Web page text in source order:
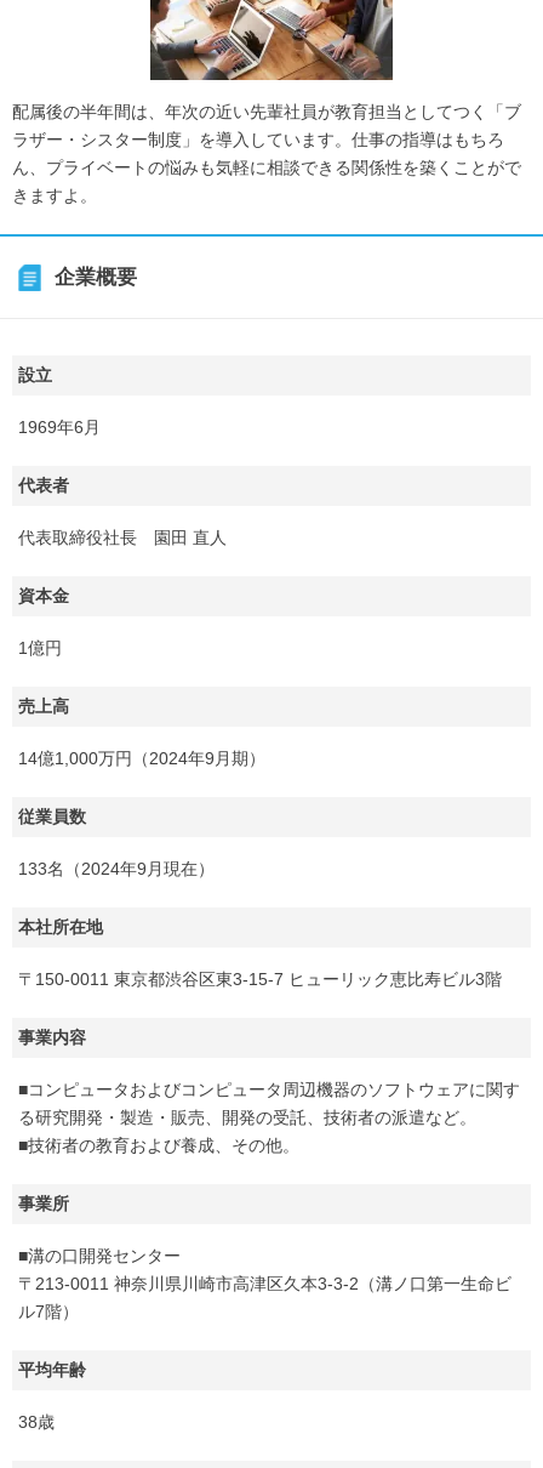
配属後の半年間は、年次の近い先輩社員が教育担当としてつく「ブ
ラザー・シスター制度」を導入しています。仕事の指導はもちろ
ん、プライベートの悩みも気軽に相談できる関係性を築くことがで
きますよ。
企業概要
設立
1969年6月
代表者
代表取締役社長 園田 直人
資本金
1億円
売上高
14億1,000万円（2024年9月期）
従業員数
133名（2024年9月現在）
本社所在地
〒150-0011 東京都渋谷区東3-15-7 ヒューリック恵比寿ビル3階
事業内容
■コンピュータおよびコンピュータ周辺機器のソフトウェアに関す
る研究開発・製造・販売、開発の受託、技術者の派遣など。
■技術者の教育および養成、その他。
事業所
■溝の口開発センター
〒213-0011 神奈川県川崎市高津区久本3-3-2（溝ノ口第一生命ビ
ル7階）
平均年齢
38歳